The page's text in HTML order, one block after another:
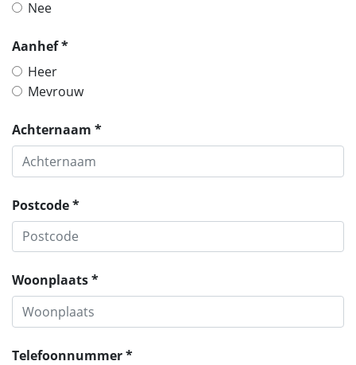
Nee
Aanhef *
Heer
Mevrouw
Achternaam *
Postcode *
Woonplaats *
Telefoonnummer *